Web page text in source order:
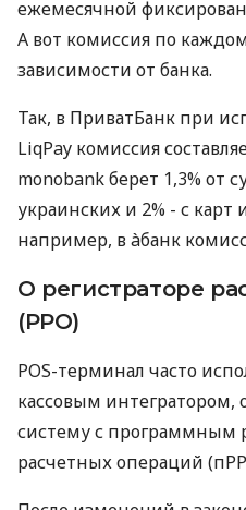
ежемесячной
А вот комиссия по
зависимости от банка.
Так, в ПриватБанк при
LiqPay комиссия
monobank берет 1,3% от
украинских и 2% - с карт
например, в àбанк
О регистраторе
(РРО)
POS-терминал часто
кассовым
систему с программным
расчетных операций